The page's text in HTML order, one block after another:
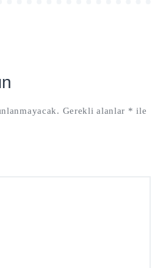
Gerekli alanlar * ile